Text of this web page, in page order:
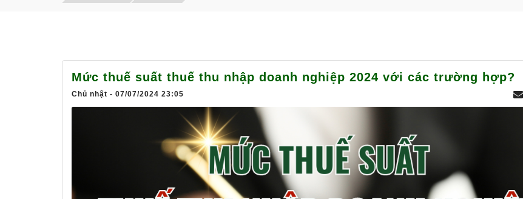
Mức thuế suất thuế thu nhập doanh nghiệp 2024 với các trường hợp?
Chủ nhật - 07/07/2024 23:05